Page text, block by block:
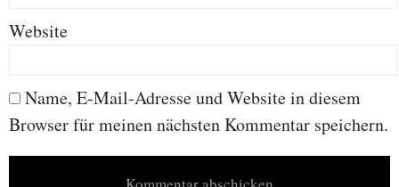
Website
Name, E-Mail-Adresse und Website in diesem
Browser für meinen nächsten Kommentar speichern.